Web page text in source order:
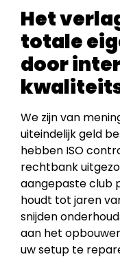
Het
totale
door
We zijn van
uiteindelijk geld
hebben ISO
rechtbank
aangepaste club
houdt tot jaren
snijden
aan het
uw setup te